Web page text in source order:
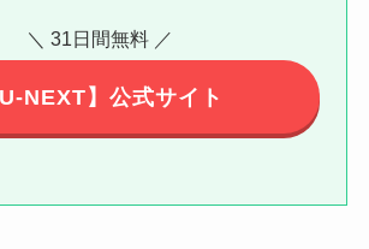
＼ 31日間無料 ／
U-NEXT】公式サイト